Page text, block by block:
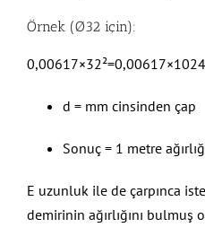
Örnek (Ø32 için):
d = mm cinsinden çap
Sonuç = 1 metre
E uzunluk ile de çarpınca
demirinin ağırlığını bulmuş